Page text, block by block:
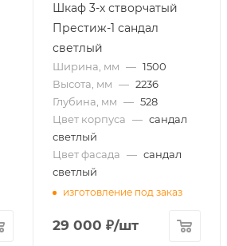
Шкаф 3-х створчатый
Престиж-1 сандал
светлый
Ширина, мм — 1500
Высота, мм — 2236
Глубина, мм — 528
Цвет корпуса — сандал
светлый
Цвет фасада — сандал
светлый
изготовление под заказ
29 000 ₽/шт